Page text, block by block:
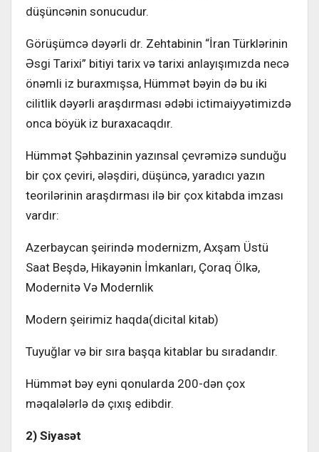
düşüncənin sonucudur.
Görüşümcə dəyərli dr. Zehtabinin “İran Türklərinin
Əsgi Tarixi” bitiyi tarix və tarixi anlayışımızda necə
önəmli iz buraxmışsa, Hümmət bəyin də bu iki
cilitlik dəyərli araşdırması ədəbi ictimaiyyətimizdə
onca böyük iz buraxacaqdır.
Hümmət Şəhbazinin yazınsal çevrəmizə sunduğu
bir çox çeviri, ələşdiri, düşüncə, yaradıcı yazın
teorilərinin araşdırması ilə bir çox kitabda imzası
vardır:
Azerbaycan şeirində modernizm, Axşam Üstü
Saat Beşdə, Hikayənin İmkanları, Çoraq Ölkə,
Modernitə Və Modernlik
Modern şeirimiz haqda(dicital kitab)
Tuyuğlar və bir sıra başqa kitablar bu sıradandır.
Hümmət bəy eyni qonularda 200-dən çox
məqalələrlə də çıxış edibdir.
2) Siyasət